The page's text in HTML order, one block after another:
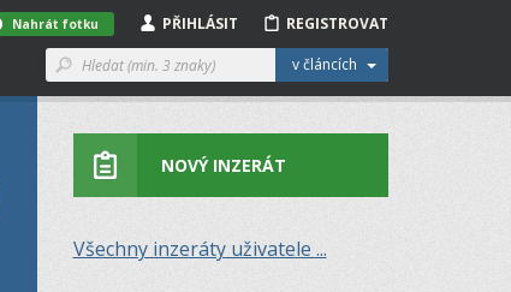
v článcích
REGISTROVAT
PŘIHLÁSIT
Nahrát fotku
NOVÝ INZERÁT
Všechny inzeráty uživatele ...